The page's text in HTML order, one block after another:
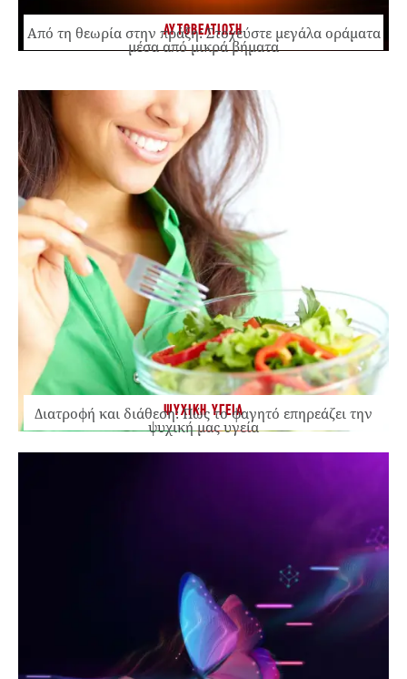
ΑΥΤΟΒΕΛΤΙΩΣΗ
Από τη θεωρία στην πράξη: Στοχεύστε μεγάλα οράματα
μέσα από μικρά βήματα
ΨΥΧΙΚΗ ΥΓΕΙΑ
Διατροφή και διάθεση: Πώς το φαγητό επηρεάζει την
ψυχική μας υγεία